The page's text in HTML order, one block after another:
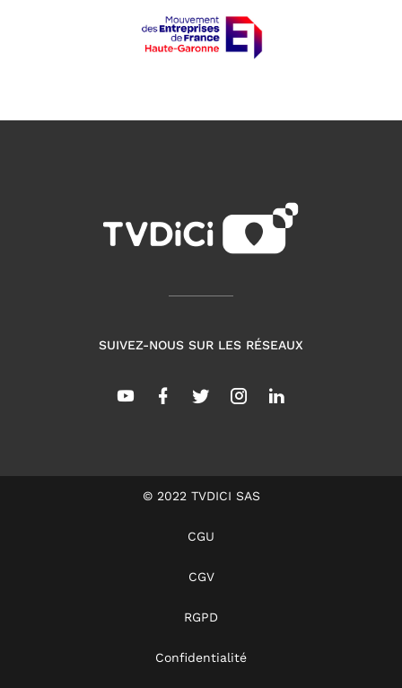
SUIVEZ-NOUS SUR LES RÉSEAUX
© 2022 TVDICI SAS
CGU
CGV
RGPD
Confidentialité